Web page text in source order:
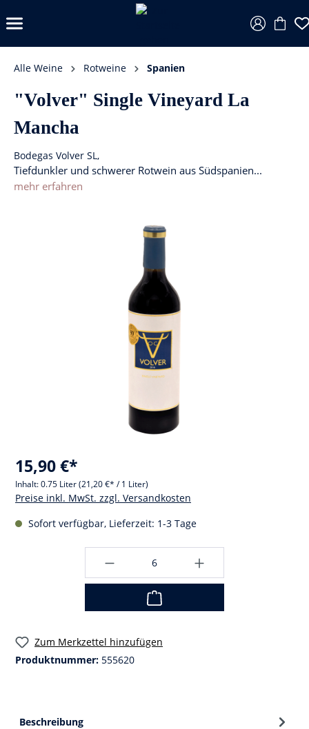
Alle Weine Rotweine Spanien
"Volver" Single Vineyard La
Mancha
Bodegas Volver SL,
Tiefdunkler und schwerer Rotwein aus Südspanien...
mehr erfahren
15,90 €*
Inhalt:0.75 Liter(21,20 €* / 1 Liter)
Preise inkl. MwSt. zzgl. Versandkosten
Sofort verfügbar, Lieferzeit: 1-3 Tage
Zum Merkzettel hinzufügen
Produktnummer: 555620
Beschreibung